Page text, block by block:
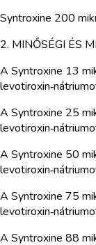
Syntroxine 200
2. MINŐSÉGI ÉS
A Syntroxine 13
A Syntroxine 25
A Syntroxine 50
A Syntroxine 75
A Syntroxine 88